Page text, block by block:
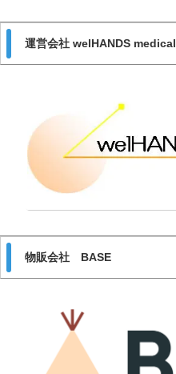
運営会社 welHANDS medical
物販会社 BASE